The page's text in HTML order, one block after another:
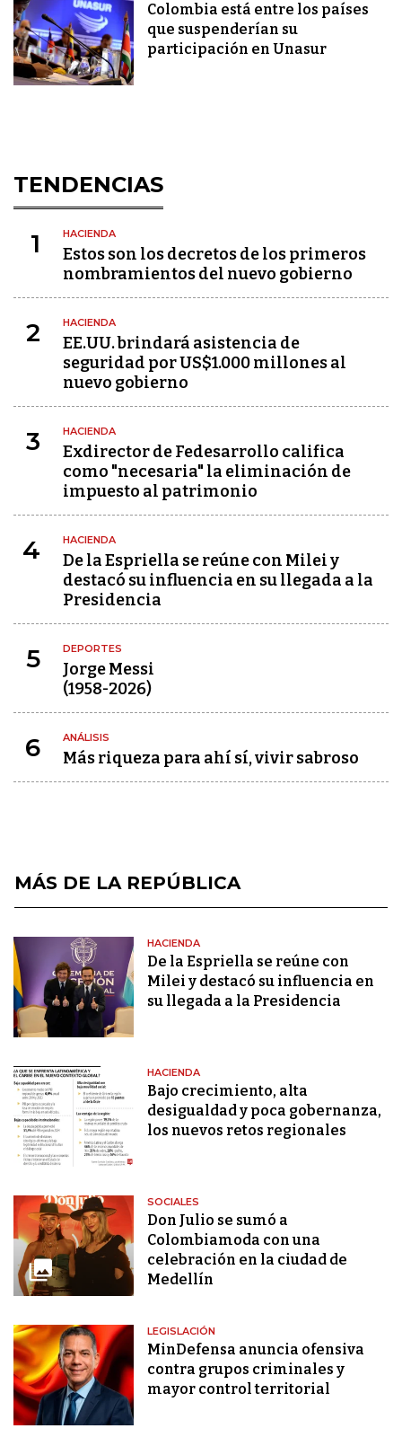
Colombia está entre los países
que suspenderían su
participación en Unasur
TENDENCIAS
1 HACIENDA
Estos son los decretos de los primeros
nombramientos del nuevo gobierno
2 HACIENDA
EE.UU. brindará asistencia de
seguridad por US$1.000 millones al
nuevo gobierno
3 HACIENDA
Exdirector de Fedesarrollo califica
como "necesaria" la eliminación de
impuesto al patrimonio
4 HACIENDA
De la Espriella se reúne con Milei y
destacó su influencia en su llegada a la
Presidencia
5 DEPORTES
Jorge Messi
(1958-2026)
6 ANÁLISIS
Más riqueza para ahí sí, vivir sabroso
MÁS DE LA REPÚBLICA
HACIENDA
De la Espriella se reúne con
Milei y destacó su influencia en
su llegada a la Presidencia
HACIENDA
Bajo crecimiento, alta
desigualdad y poca gobernanza,
los nuevos retos regionales
SOCIALES
Don Julio se sumó a
Colombiamoda con una
celebración en la ciudad de
Medellín
LEGISLACIÓN
MinDefensa anuncia ofensiva
contra grupos criminales y
mayor control territorial